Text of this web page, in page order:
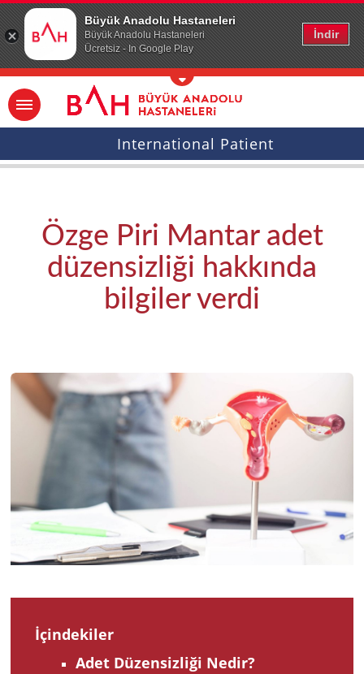
Büyük Anadolu Hastaneleri
Büyük Anadolu Hastaneleri
Ücretsiz - In Google Play
İndir
Ana icerige atla
International Patient
Özge Piri Mantar adet
düzensizliği hakkında
bilgiler verdi
İçindekiler
Adet Düzensizliği Nedir?